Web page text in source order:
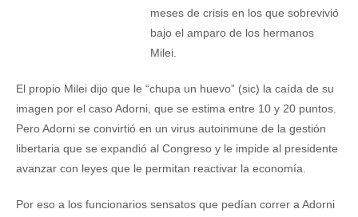
meses de crisis en los que sobrevivió
bajo el amparo de los hermanos
Milei.
El propio Milei dijo que le “chupa un huevo” (sic) la caída de su
imagen por el caso Adorni, que se estima entre 10 y 20 puntos.
Pero Adorni se convirtió en un virus autoinmune de la gestión
libertaria que se expandió al Congreso y le impide al presidente
avanzar con leyes que le permitan reactivar la economía.
Por eso a los funcionarios sensatos que pedían correr a Adorni